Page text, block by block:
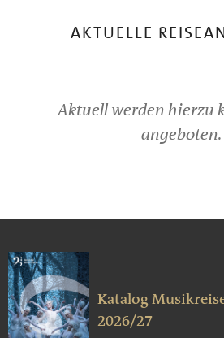
AKTUELLE
Aktuell werden hierzu
angeboten.
Katalog
2026/27